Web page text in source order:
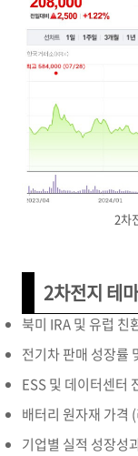
2차
2차전지 테
북미 IRA 및 유럽 친
전기차 판매 성장률
ESS 및 데이터센터
배터리 원자재 가격
기업별 실적 성장성